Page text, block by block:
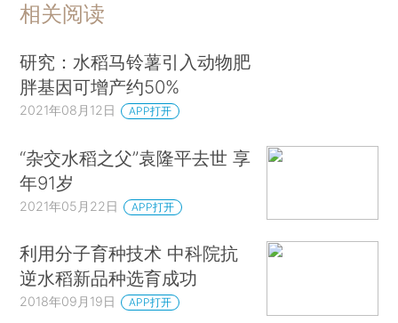
相关阅读
研究：水稻马铃薯引入动物肥
胖基因可增产约50%
2021年08月12日 APP打开
“杂交水稻之父”袁隆平去世 享
年91岁
2021年05月22日 APP打开
利用分子育种技术 中科院抗
逆水稻新品种选育成功
2018年09月19日 APP打开